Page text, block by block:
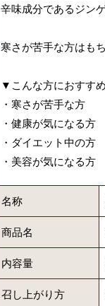
辛味成分であるジン
寒さが苦手な方はも
▼こんな方におすすめ
・寒さが苦手な方
・健康が気になる方
・ダイエット中の方
・美容が気になる方
名称
商品名
内容量
召し上がり方